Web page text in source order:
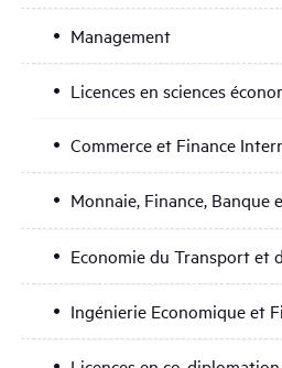
Management
Licences en sciences
Commerce et Finance
Monnaie, Finance, Banque
Economie du Transport et
Ingénierie Economique et